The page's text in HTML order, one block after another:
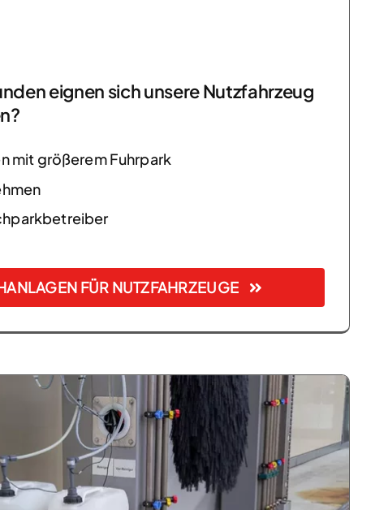
eignen sich unsere Nutzfahrzeug
mit größerem Fuhrpark
FÜR NUTZFAHRZEUGE